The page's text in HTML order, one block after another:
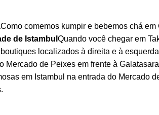
Como comemos kumpir e bebemos chá em
de Istambul Quando você chegar em
localizados à direita e à
Mercado de Peixes em frente à
em Istambul na entrada do Mercado